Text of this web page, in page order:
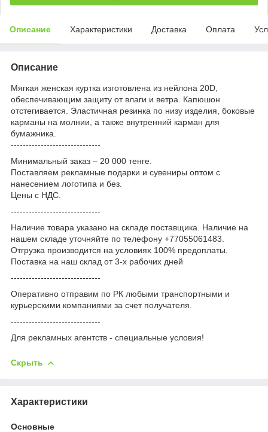
Описание Характеристики Доставка Оплата
Описание
Мягкая женская куртка изготовлена из нейлона 20D,
обеспечивающим защиту от влаги и ветра. Капюшон
отстегивается. Эластичная резинка по низу изделия, боковые
карманы на молнии, а также внутренний карман для
бумажника.
------------------------------
Минимальный заказ – 20 000 тенге.
Поставляем рекламные подарки и сувениры оптом с
нанесением логотипа и без.
Цены с НДС.
------------------------------
Наличие товара указано на складе поставщика. Наличие на
нашем складе уточняйте по телефону +77055061483.
Отгрузка производится на условиях 100% предоплаты.
Поставка на наш склад от 3-x рабочих дней
------------------------------
Оперативно отправим по РК любыми транспортными и
курьерскими компаниями за счет получателя.
------------------------------
Для рекламных агентств - специальные условия!
Скрыть
Характеристики
Основные